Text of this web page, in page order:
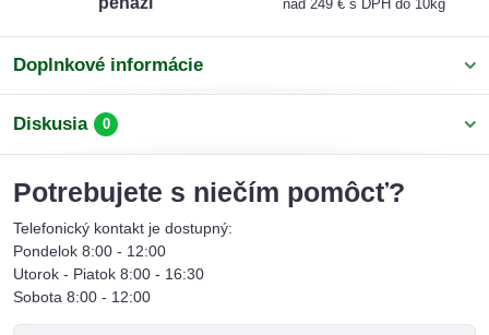
nad 249 € s DPH do 10kg
Doplnkové informácie
Diskusia 0
Potrebujete s niečím pomôcť?
Telefonický kontakt je dostupný:
Pondelok 8:00 - 12:00
Utorok - Piatok 8:00 - 16:30
Sobota 8:00 - 12:00